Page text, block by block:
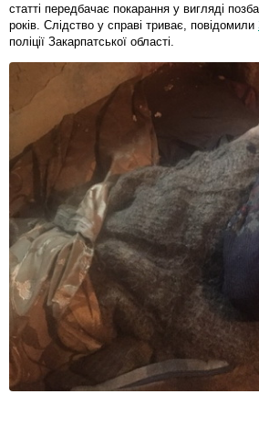
статті передбачає покарання у вигляді
років. Слідство у справі триває, повідомили
поліції Закарпатської області.